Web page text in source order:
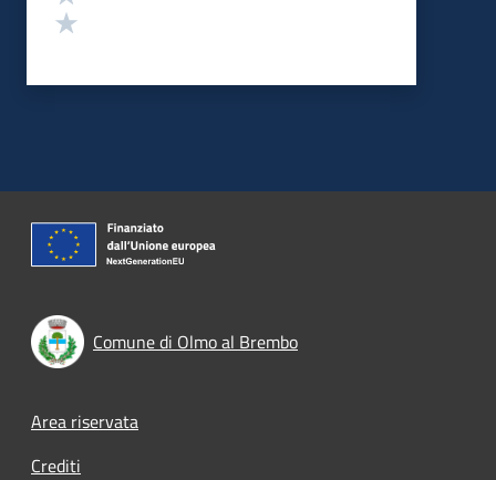
Comune di Olmo al Brembo
Footer menu
Area riservata
Crediti